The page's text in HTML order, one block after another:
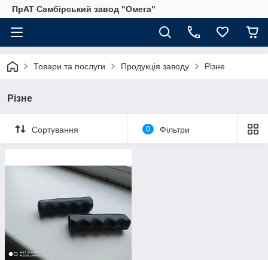
ПрАТ Самбірський завод "Омега"
Товари та послуги Продукція заводу Різне
Різне
Сортування 0 Фільтри